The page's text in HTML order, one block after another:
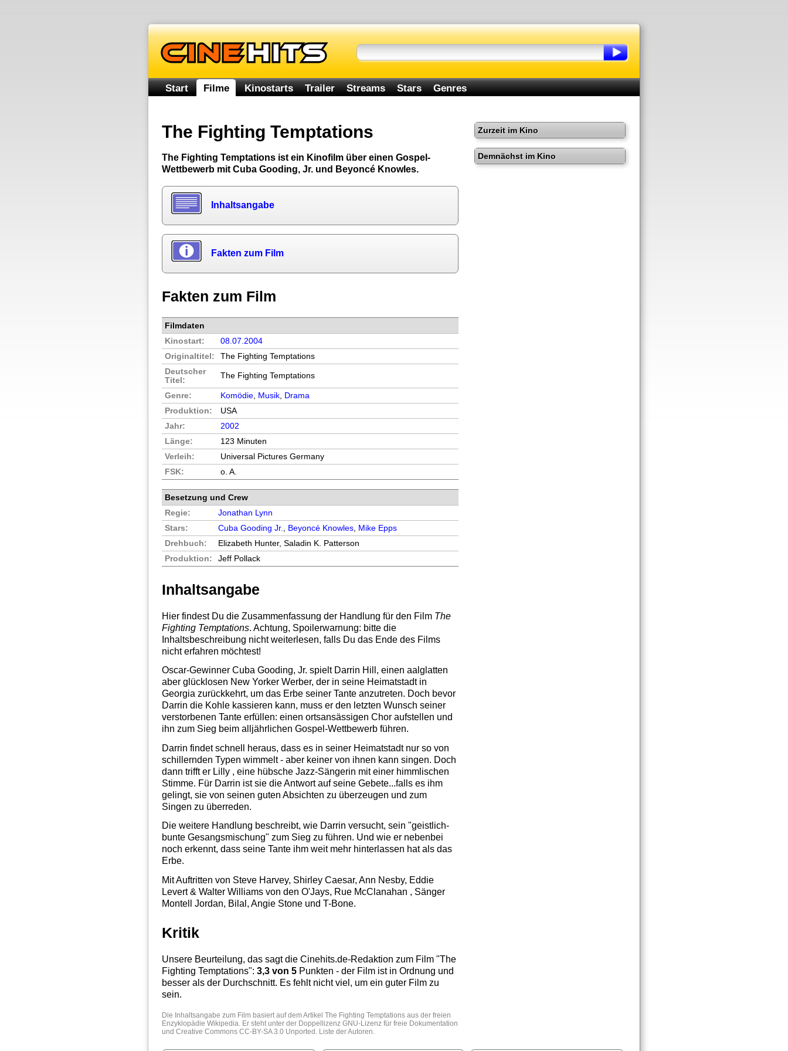
Start Filme Kinostarts Trailer Streams Stars Genres
The Fighting Temptations
The Fighting Temptations ist ein Kinofilm über einen Gospel-
Wettbewerb mit Cuba Gooding, Jr. und Beyoncé Knowles.
Inhaltsangabe
Fakten zum Film
Fakten zum Film
Filmdaten
Kinostart:
08.07.2004
Originaltitel:
The Fighting Temptations
Deutscher
Titel:
The Fighting Temptations
Genre: Komödie, Musik, Drama
Produktion:
USA
Jahr:
2002
Länge:
123 Minuten
Verleih:
Universal Pictures Germany
FSK:
o. A.
Besetzung und Crew
Regie:
Jonathan Lynn
Stars:
Cuba Gooding Jr., Beyoncé Knowles, Mike Epps
Drehbuch:
Elizabeth Hunter, Saladin K. Patterson
Produktion:
Jeff Pollack
Inhaltsangabe
Hier findest Du die Zusammenfassung der Handlung für den Film The
Fighting Temptations. Achtung, Spoilerwarnung: bitte die
Inhaltsbeschreibung nicht weiterlesen, falls Du das Ende des Films
nicht erfahren möchtest!
Oscar-Gewinner Cuba Gooding, Jr. spielt Darrin Hill, einen aalglatten
aber glücklosen New Yorker Werber, der in seine Heimatstadt in
Georgia zurückkehrt, um das Erbe seiner Tante anzutreten. Doch bevor
Darrin die Kohle kassieren kann, muss er den letzten Wunsch seiner
verstorbenen Tante erfüllen: einen ortsansässigen Chor aufstellen und
ihn zum Sieg beim alljährlichen Gospel-Wettbewerb führen.
Darrin findet schnell heraus, dass es in seiner Heimatstadt nur so von
schillernden Typen wimmelt - aber keiner von ihnen kann singen. Doch
dann trifft er Lilly , eine hübsche Jazz-Sängerin mit einer himmlischen
Stimme. Für Darrin ist sie die Antwort auf seine Gebete...falls es ihm
gelingt, sie von seinen guten Absichten zu überzeugen und zum
Singen zu überreden.
Die weitere Handlung beschreibt, wie Darrin versucht, sein "geistlich-
bunte Gesangsmischung" zum Sieg zu führen. Und wie er nebenbei
noch erkennt, dass seine Tante ihm weit mehr hinterlassen hat als das
Erbe.
Mit Auftritten von Steve Harvey, Shirley Caesar, Ann Nesby, Eddie
Levert & Walter Williams von den O'Jays, Rue McClanahan , Sänger
Montell Jordan, Bilal, Angie Stone und T-Bone.
Kritik
Unsere Beurteilung, das sagt dieCinehits.de-Redaktion zum Film "The
Fighting Temptations":3,3 von 5 Punkten - der Film ist in Ordnung und
besser als der Durchschnitt. Es fehlt nicht viel, um ein guter Film zu
sein.
Die Inhaltsangabe zum Film basiert auf dem ArtikelThe Fighting Temptations aus der freien
EnzyklopädieWikipedia . Er steht unter der DoppellizenzGNU-Lizenz für freie Dokumentation
undCreative Commons CC-BY-SA 3.0 Unported Liste der Autoren
Zurzeit im Kino
Demnächst im Kino